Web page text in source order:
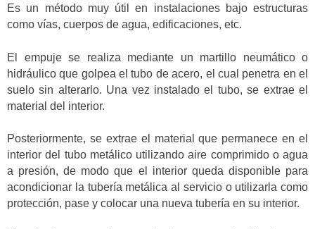
Es un método muy útil en instalaciones bajo estructuras
como vías, cuerpos de agua, edificaciones, etc.
El empuje se realiza mediante un martillo neumático o
hidráulico que golpea el tubo de acero, el cual penetra en el
suelo sin alterarlo. Una vez instalado el tubo, se extrae el
material del interior.
Posteriormente, se extrae el material que permanece en el
interior del tubo metálico utilizando aire comprimido o agua
a presión, de modo que el interior queda disponible para
acondicionar la tubería metálica al servicio o utilizarla como
protección, pase y colocar una nueva tubería en su interior.